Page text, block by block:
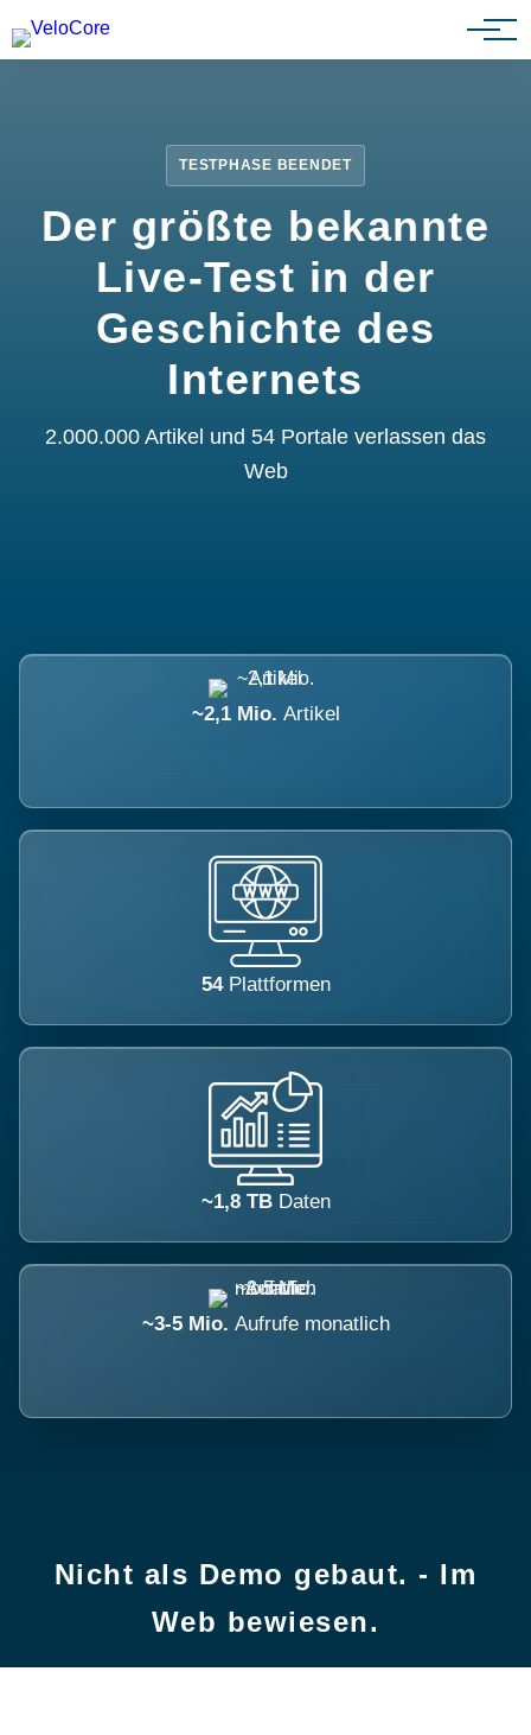
Partnerprogramm
TESTPHASE BEENDET
Der größte bekannte
Live-Test in der
Geschichte des
Internets
2.000.000 Artikel und 54 Portale verlassen das
Web
~2,1 Mio. Artikel
54 Plattformen
~1,8 TB Daten
~3-5 Mio. Aufrufe monatlich
Nicht als Demo gebaut. - Im
Web bewiesen.